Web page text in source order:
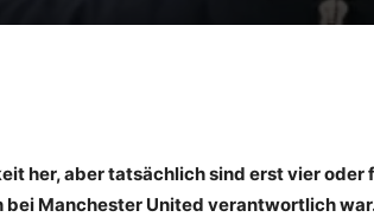
her, aber tatsächlich sind erst vier oder
bei Manchester United verantwortlich